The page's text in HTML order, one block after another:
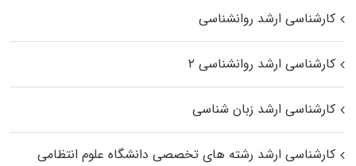
کارشناسی ارشد روانشناسی
کارشناسی ارشد روانشناسی ۲
کارشناسی ارشد زبان شناسی
کارشناسی ارشد رﺷﺘﻪ ﻫﺎی تخصصی داﻧﺸﮕﺎه ﻋﻠﻮم انتظامی